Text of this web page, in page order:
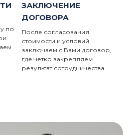
по
ЗАКЛЮЧЕНИЕ
ДОГОВОРА
После согласования
стоимости и условий
заключаем с Вами договор,
где четко закрепляем
результат сотрудничества